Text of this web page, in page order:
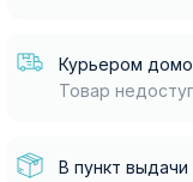
Курьером
Товар
В пункт выдачи